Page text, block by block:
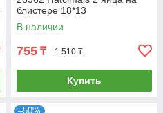
блистере 18*13
В наличии
755 ₸ 1 510 ₸
Купить
–50%